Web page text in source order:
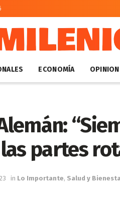
ECONOMÍA OPINION
partes
in Lo Importante, Salud y